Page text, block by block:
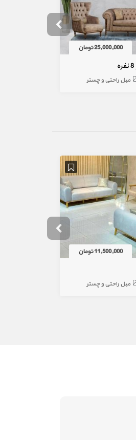
25,000,000 تومان
مبل راحتی و چستر
11,500,000 تومان
مبل راحتی و چستر